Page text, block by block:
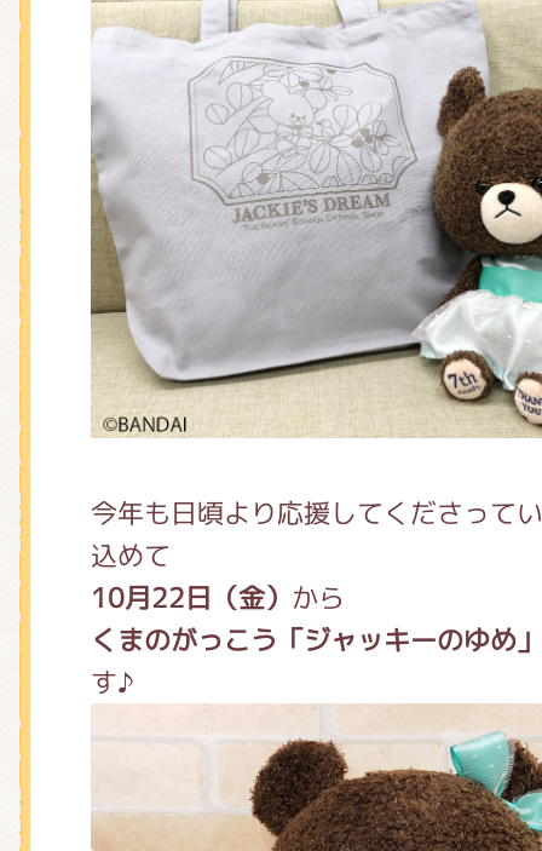
今年も日頃より応援してくださって
込めて
10月22日（金） から
くまのがっこう「ジャッキーのゆめ
す♪